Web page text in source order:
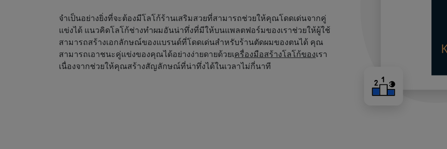
จำเป็นอย่างยิ่งที่จะต้องมีโลโก้ร้านเสริมสวยที่สามารถช่วยให้คุณโดดเด่นจากคู่
แข่งได้ แนวคิดโลโก้ช่างทำผมอันน่าทึ่งที่มีให้บนแพลตฟอร์มของเราช่วยให้ผู้ใช้
สามารถสร้างเอกลักษณ์ของแบรนด์ที่โดดเด่นสำหรับร้านตัดผมของตนได้ คุณ
สามารถเอาชนะคู่แข่งของคุณได้อย่างง่ายดายด้วยเครื่องมือสร้างโลโก้ของเรา
เนื่องจากช่วยให้คุณสร้างสัญลักษณ์ที่น่าทึ่งได้ในเวลาไม่กี่นาที